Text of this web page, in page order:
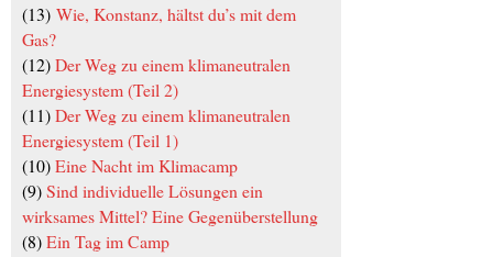
(13) Wie, Konstanz, hältst du’s mit dem
Gas?
(12)Der Weg zu einem klimaneutralen
Energiesystem (Teil 2)
(11)Der Weg zu einem klimaneutralen
Energiesystem (Teil 1)
(10)Eine Nacht im Klimacamp
(9)Sind individuelle Lösungen ein
wirksames Mittel? Eine Gegenüberstellung
(8)Ein Tag im Camp